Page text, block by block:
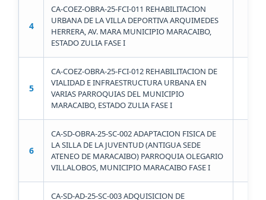
4
CA-COEZ-OBRA-25-FCI-011 REHABILITACION
URBANA DE LA VILLA DEPORTIVA ARQUIMEDES
HERRERA, AV. MARA MUNICIPIO MARACAIBO,
ESTADO ZULIA FASE I
5
CA-COEZ-OBRA-25-FCI-012 REHABILITACION DE
VIALIDAD E INFRAESTRUCTURA URBANA EN
VARIAS PARROQUIAS DEL MUNICIPIO
MARACAIBO, ESTADO ZULIA FASE I
6
CA-SD-OBRA-25-SC-002 ADAPTACION FISICA DE
LA SILLA DE LA JUVENTUD (ANTIGUA SEDE
ATENEO DE MARACAIBO) PARROQUIA OLEGARIO
VILLALOBOS, MUNICIPIO MARACAIBO FASE I
CA-SD-AD-25-SC-003 ADQUISICION DE